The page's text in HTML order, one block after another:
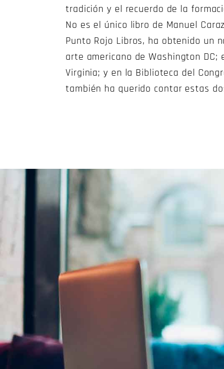
tradición y el recuerdo de la
No es el único libro de Manuel
Punto Rojo Libros, ha obtenido un
arte americano de Washington
Virginia; y en la Biblioteca del
también ha querido contar estas